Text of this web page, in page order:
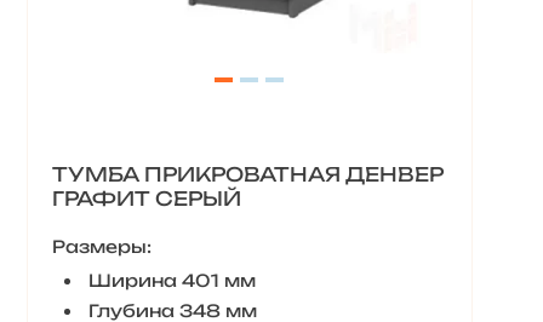
ТУМБА ПРИКРОВАТНАЯ ДЕНВЕР
ГРАФИТ СЕРЫЙ
Размеры:
Ширина 401 мм
Глубина 348 мм